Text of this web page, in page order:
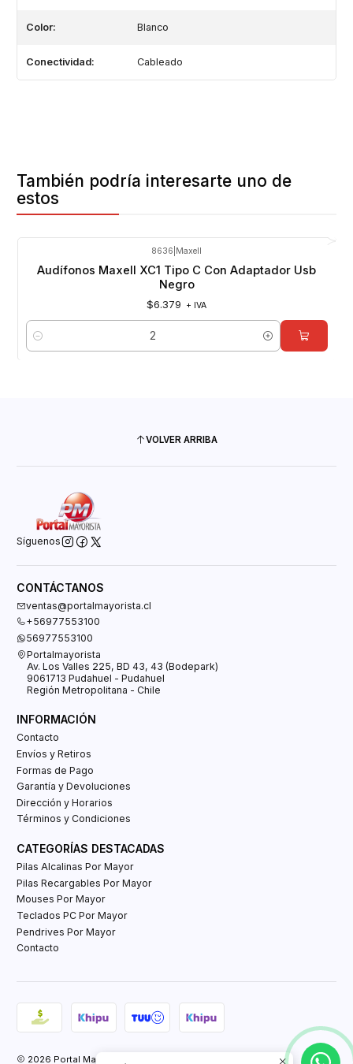
Color: Blanco
Conectividad: Cableado
También podría interesarte uno de
estos
8636 Maxell
Audífonos Maxell XC1 Tipo C Con Adaptador Usb
Negro
$6.379 + IVA
Cantidad
VOLVER ARRIBA
Síguenos
CONTÁCTANOS
ventas@portalmayorista.cl
+56977553100
56977553100
Portalmayorista
Av. Los Valles 225, BD 43, 43 (Bodepark)
9061713 Pudahuel - Pudahuel
Región Metropolitana - Chile
INFORMACIÓN
Contacto
Envíos y Retiros
Formas de Pago
Garantía y Devoluciones
Dirección y Horarios
Términos y Condiciones
CATEGORÍAS DESTACADAS
Pilas Alcalinas Por Mayor
Pilas Recargables Por Mayor
Mouses Por Mayor
Teclados PC Por Mayor
Pendrives Por Mayor
Contacto
2026 Portal Mayorista Tienda E-Commerce.